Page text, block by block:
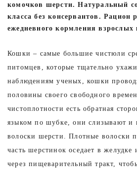
комочков шерсти. Натуральный
класса без консервантов. Рацион
ежедневного кормления взрослых
Кошки – самые большие чистюли
питомцев, которые тщательно
наблюдениям ученых, кошки
половины своего свободного
чистоплотности есть обратная
языком по шубке, они слизывают и
волоски шерсти. Плотные волоски
часть шерстинок оседает в
через пищеварительный тракт,